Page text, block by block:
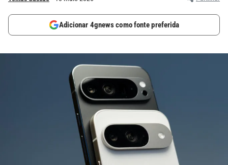
Adicionar 4gnews como fonte preferida